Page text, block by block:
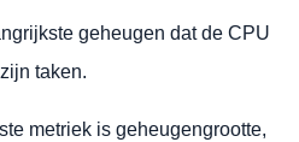
geheugen dat de CPU
taken.
metriek is geheugengrootte,